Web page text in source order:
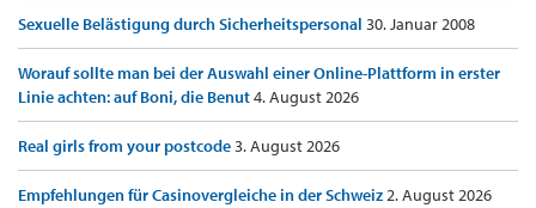
Sexuelle Belästigung durch Sicherheitspersonal 30. Januar 2008
Worauf sollte man bei der Auswahl einer Online-Plattform in erster
Linie achten: auf Boni, die Benut4. August 2026
Real girls from your postcode3. August 2026
Empfehlungen für Casinovergleiche in der Schweiz2. August 2026